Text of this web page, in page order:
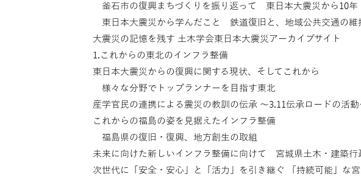
釜石市の復興まちづくりを振り返って 東日本大震災から10年
東日本大震災から学んだこと 鉄道復旧と、地域公共交通の維
大震災の記憶を残す 土木学会東日本大震災アーカイブサイト
1.これからの東北のインフラ整備
東日本大震災からの復興に関する現状、そしてこれから
様々な分野でトップランナーを目指す東北
産学官民の連携による震災の教訓の伝承 〜3.11伝承ロードの活動
これからの福島の姿を見据えたインフラ整備
福島県の復旧・復興、地方創生の取組
未来に向けた新しいインフラ整備に向けて 宮城県土木・建築行
次世代に「安全・安心」と「活力」を引き継ぐ 「持続可能」な